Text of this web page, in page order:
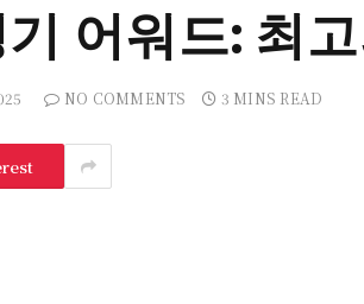
어워드: 최
NO COMMENTS 3 MINS READ